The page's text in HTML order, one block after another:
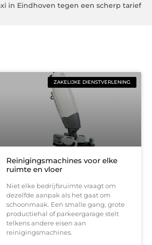
in Eindhoven tegen een scherp tarief
ZAKELIJKE DIENSTVERLENING
Reinigingsmachines voor elke
ruimte en vloer
Niet elke bedrijfsruimte vraagt om
dezelfde aanpak als het gaat om
schoonmaak. Een smalle gang, grote
productiehal of parkeergarage stelt
telkens andere eisen aan
reinigingsmachines.